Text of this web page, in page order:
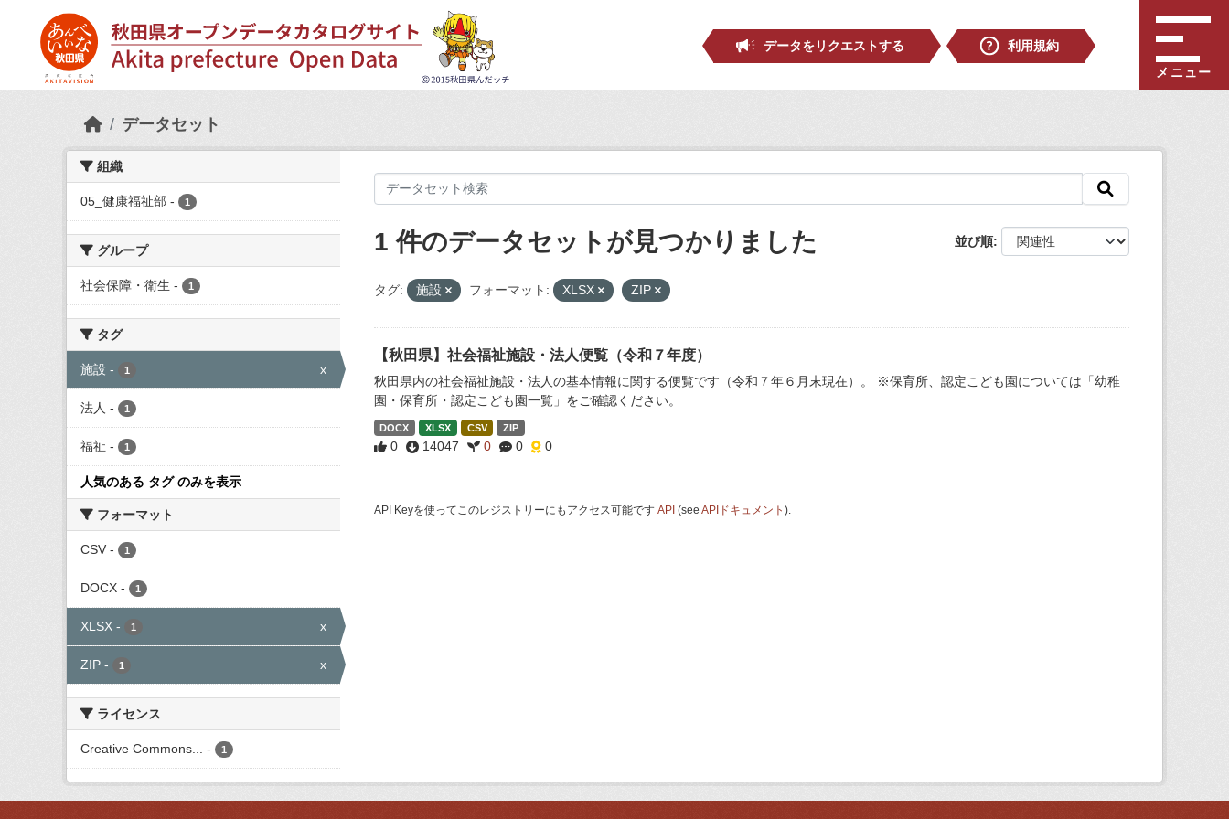
データをリクエストする
利用規約
メニュー
データセット
組織
05_健康福祉部 - 1
グループ
社会保障・衛生 - 1
タグ
施設 - 1 x
法人 - 1
福祉 - 1
人気のある タグ のみを表示
フォーマット
CSV - 1
DOCX - 1
XLSX - 1 x
ZIP - 1 x
ライセンス
Creative Commons... - 1
並び順
1 件のデータセットが見つかりました
タグ: 施設 フォーマット: XLSX ZIP
【秋田県】社会福祉施設・法人便覧（令和７年度）
秋田県内の社会福祉施設・法人の基本情報に関する便覧です（令和７年６月末現在）。 ※保育所、認定こども園については「幼稚
園・保育所・認定こども園一覧」をご確認ください。
DOCX XLSX CSV ZIP
0 14047 0 0 0
API Keyを使ってこのレジストリーにもアクセス可能です API (see APIドキュメント ).